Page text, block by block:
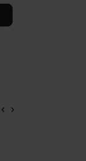
Poprzedni
keyboard_arrow_left Następny
keyboard_arrow_right